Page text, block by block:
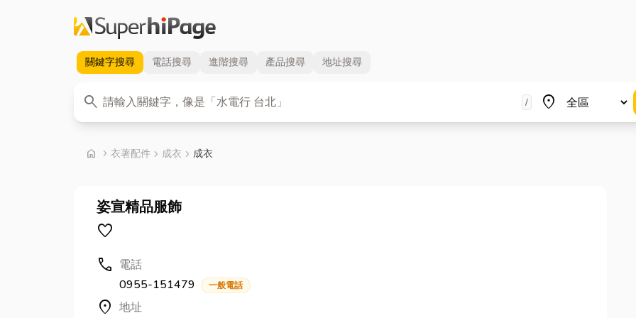
關鍵字搜尋 電話搜尋 進階搜尋 產品搜尋 地址搜尋
search
關鍵字 / place
地區
home chevron_right 首頁
衣著配件 chevron_right 成衣 chevron_right 成衣
姿宣精品服飾
favorite
call 電話
0955-151479
一般電話
location_on 地址